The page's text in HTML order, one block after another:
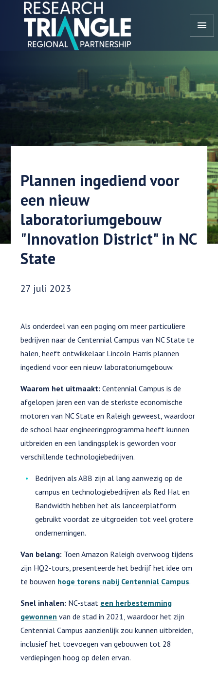
Doorgaan naar artikel
menu
Plannen ingediend voor
een nieuw
laboratoriumgebouw
"Innovation District" in NC
State
Datum gepubliceerd:
27 juli 2023
Als onderdeel van een poging om meer particuliere
bedrijven naar de Centennial Campus van NC State te
halen, heeft ontwikkelaar Lincoln Harris plannen
ingediend voor een nieuw laboratoriumgebouw.
Waarom het uitmaakt:Centennial Campus is de
afgelopen jaren een van de sterkste economische
motoren van NC State en Raleigh geweest, waardoor
de school haar engineeringprogramma heeft kunnen
uitbreiden en een landingsplek is geworden voor
verschillende technologiebedrijven.
Bedrijven als ABB zijn al lang aanwezig op de
campus en technologiebedrijven als Red Hat en
Bandwidth hebben het als lanceerplatform
gebruikt voordat ze uitgroeiden tot veel grotere
ondernemingen.
Van belang: Toen Amazon Raleigh overwoog tijdens
zijn HQ2-tours, presenteerde het bedrijf het idee om
te bouwen hoge torens nabij Centennial Campus.
Snel inhalen: NC-staat een herbestemming
gewonnen van de stad in 2021, waardoor het zijn
Centennial Campus aanzienlijk zou kunnen uitbreiden,
inclusief het toevoegen van gebouwen tot 28
verdiepingen hoog op delen ervan.